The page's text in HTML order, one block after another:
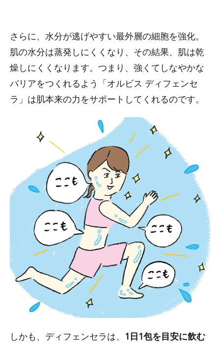
さらに、水分が逃げやすい最外層の細胞を強化。
肌の水分は蒸発しにくくなり、その結果、肌は乾
燥しにくくなります。つまり、強くてしなやかな
バリアをつくれるよう「オルビス ディフェンセ
ラ」は肌本来の力をサポートしてくれるのです。
しかも、ディフェンセラは、 1日1包を目安に飲む